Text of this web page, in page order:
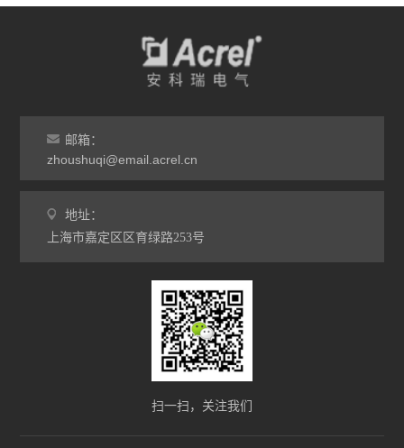
邮箱：
zhoushuqi@email.acrel.cn
地址：
上海市嘉定区区育绿路253号
扫一扫，关注我们